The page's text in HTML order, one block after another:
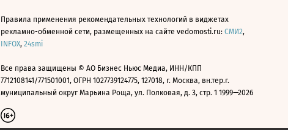
Правила применения рекомендательных технологий в виджетах
рекламно-обменной сети, размещенных на сайте vedomosti.ru: СМИ2,
INFOX, 24smi
Все права защищены © АО Бизнес Ньюс Медиа, ИНН/КПП
7712108141/771501001, ОГРН 1027739124775, 127018, г. Москва, вн.тер.г.
муниципальный округ Марьина Роща, ул. Полковая, д. 3, стр. 1 1999—2026